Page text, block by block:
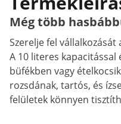
Még több
Szerelje fel
A 10 literes
büfékben vagy
rozsdának, tartós, és
felületek könnyen